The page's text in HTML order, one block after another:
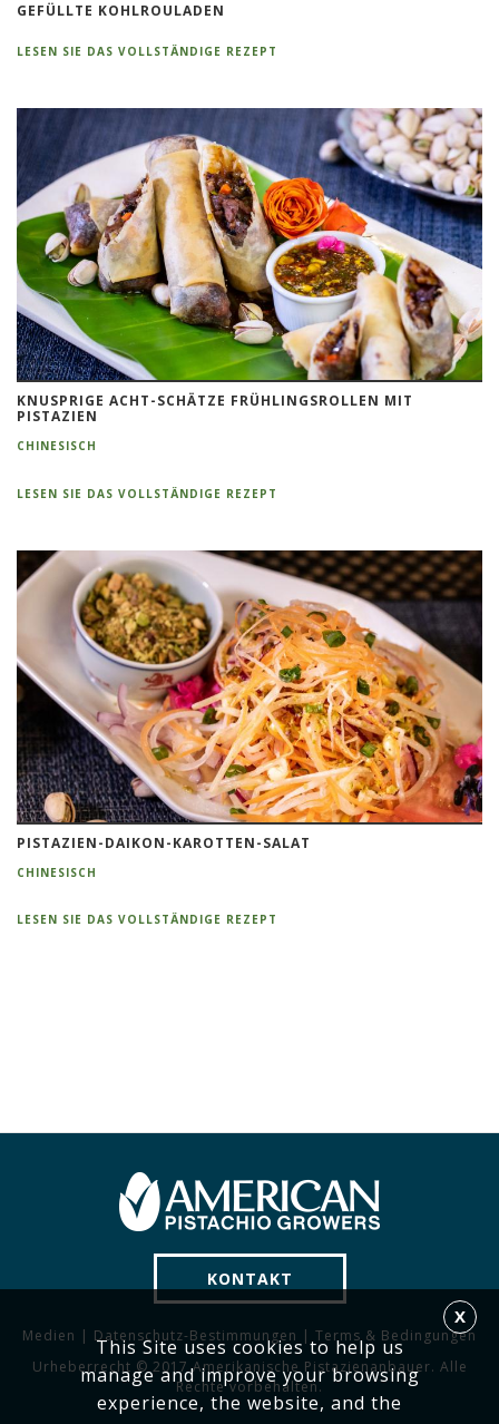
GEFÜLLTE KOHLROULADEN
LESEN SIE DAS VOLLSTÄNDIGE REZEPT
KNUSPRIGE ACHT-SCHÄTZE FRÜHLINGSROLLEN MIT
PISTAZIEN
CHINESISCH
LESEN SIE DAS VOLLSTÄNDIGE REZEPT
PISTAZIEN-DAIKON-KAROTTEN-SALAT
CHINESISCH
LESEN SIE DAS VOLLSTÄNDIGE REZEPT
KONTAKT
Medien | Datenschutz-Bestimmungen | Terms & Bedingungen
Urheberrecht © 2017 Amerikanische Pistazienanbauer. Alle
Rechte vorbehalten.
X
This Site uses cookies to help us
manage and improve your browsing
experience, the website, and the